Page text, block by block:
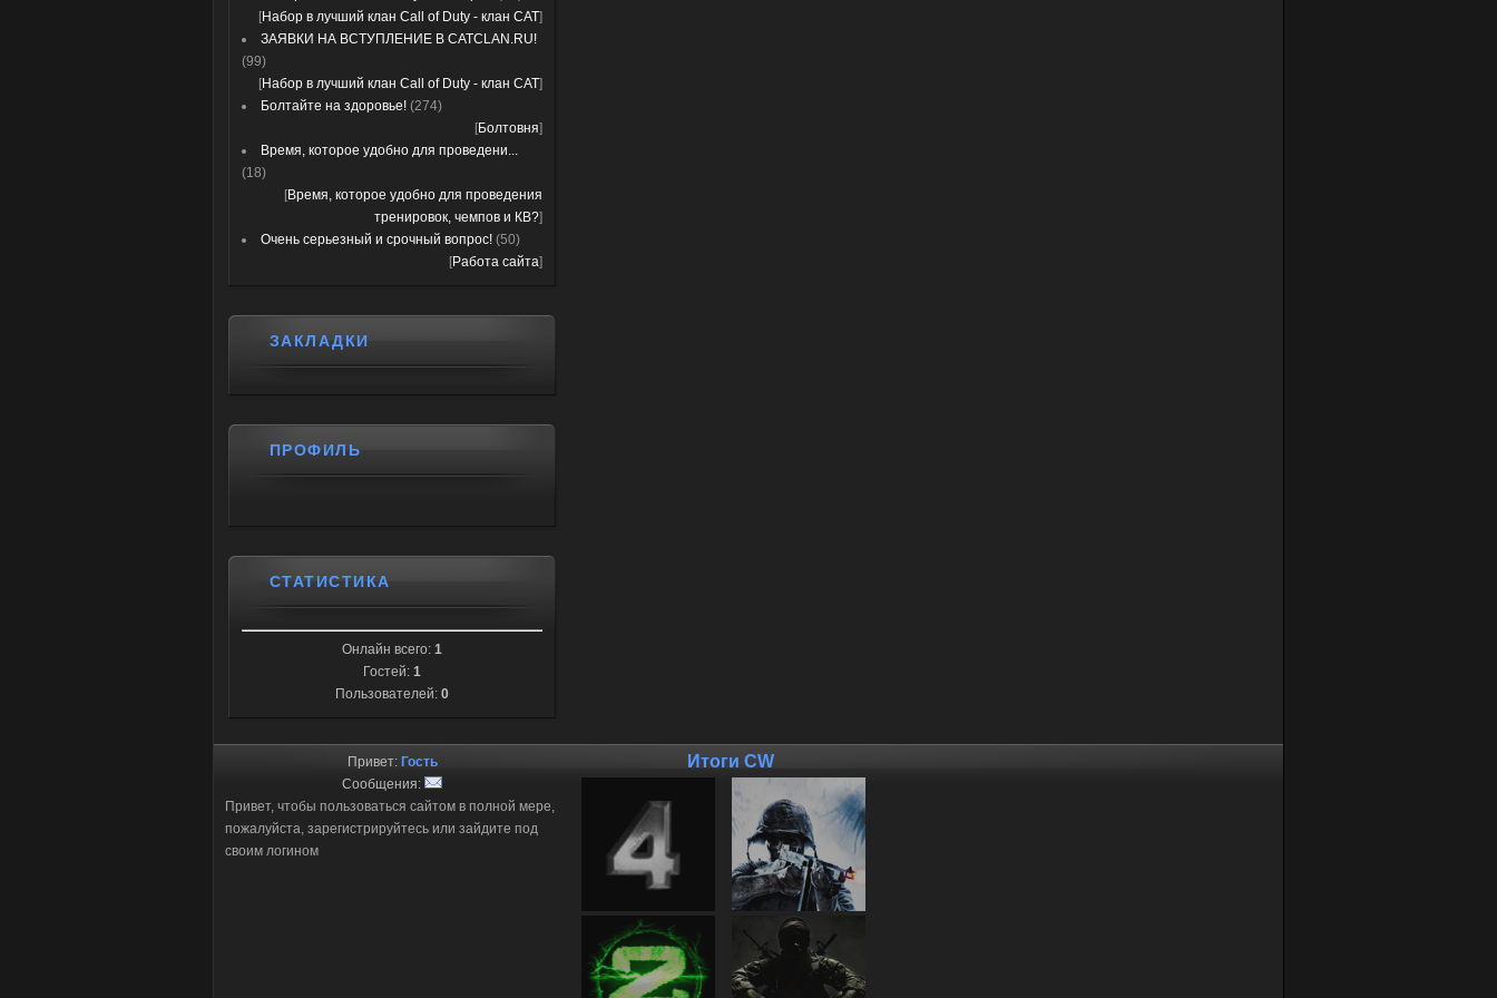
[Набор в лучший клан Call of Duty - клан CAT]
ЗАЯВКИ НА ВСТУПЛЕНИЕ В CATCLAN.RU!
(99)
[Набор в лучший клан Call of Duty - клан CAT]
Болтайте на здоровье! (274)
[Болтовня]
Время, которое удобно для проведени...
(18)
[Время, которое удобно для проведения
тренировок, чемпов и КВ?]
Очень серьезный и срочный вопрос! (50)
[Работа сайта]
ЗАКЛАДКИ
ПРОФИЛЬ
СТАТИСТИКА
Онлайн всего: 1
Гостей: 1
Пользователей: 0
Привет: Гость
Сообщения:
Привет, чтобы пользоваться сайтом в полной мере,
пожалуйста, зарегистрируйтесь или зайдите под
своим логином
Итоги CW